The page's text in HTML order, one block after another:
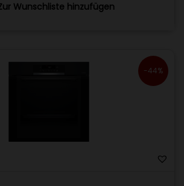
Wunschliste hinzufügen
-44%